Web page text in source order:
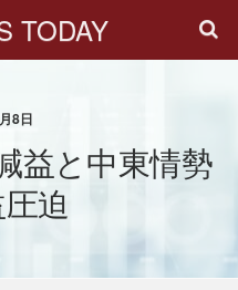
TODAY
8日
益と中東情勢
迫